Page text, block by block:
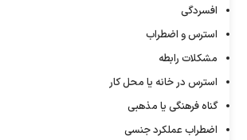
افسردگی
استرس و اضطراب
مشکلات رابطه
استرس در خانه یا محل کار
گناه فرهنگی یا مذهبی
اضطراب عملکرد جنسی